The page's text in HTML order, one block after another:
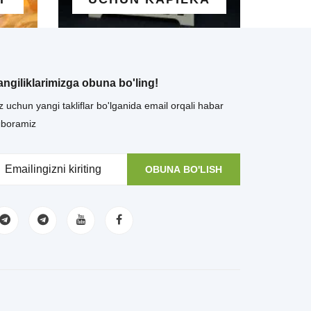
obuna bo'ling!
uchun yangi takliflar bo'lganida email orqali habar
OBUNA BO'LISH